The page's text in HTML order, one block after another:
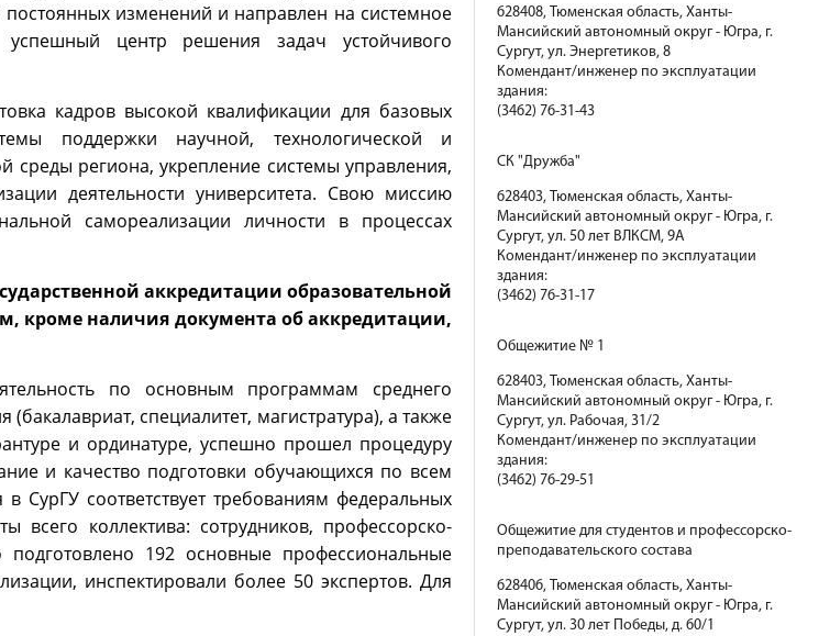
изменений и направлен на системное
центр решения задач устойчивого
кадров высокой квалификации для базовых
поддержки научной, технологической и
среды региона, укрепление системы управления,
деятельности университета. Свою миссию
самореализации личности в процессах
аккредитации образовательной
кроме наличия документа об аккредитации,
по основным программам среднего
специалитет, магистратура), а также
и ординатуре, успешно прошел процедуру
и качество подготовки обучающихся по всем
СурГУ соответствует требованиям федеральных
всего коллектива: сотрудников, профессорско-
192 основные профессиональные
инспектировали более 50 экспертов. Для
628408, Тюменская область, Ханты-
Мансийский автономный округ - Югра, г.
Сургут, ул. Энергетиков, 8
Комендант/инженер по эксплуатации
здания:
(3462) 76-31-43
СК "Дружба"
628403, Тюменская область, Ханты-
Мансийский автономный округ - Югра, г.
Сургут, ул. 50 лет ВЛКСМ, 9А
Комендант/инженер по эксплуатации
здания:
(3462) 76-31-17
Общежитие № 1
628403, Тюменская область, Ханты-
Мансийский автономный округ - Югра, г.
Сургут, ул. Рабочая, 31/2
Комендант/инженер по эксплуатации
здания:
(3462) 76-29-51
Общежитие для студентов и профессорско-
преподавательского состава
628406, Тюменская область, Ханты-
Мансийский автономный округ - Югра, г.
Сургут, ул. 30 лет Победы, д. 60/1